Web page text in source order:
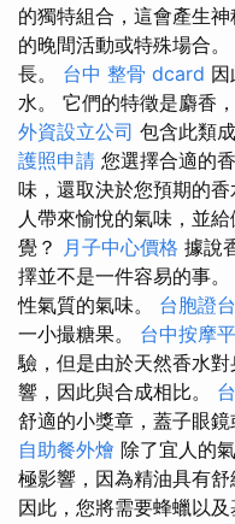
的獨特組合，這會產生神
的晚間活動或特殊場合
長。 台中 整骨 dcard
水。 它們的特徵是麝香
外資設立公司 包含此類
護照申請 您選擇合適的
味，還取決於您預期的香
人帶來愉悅的氣味，並
覺？ 月子中心價格 據說
擇並不是一件容易的事
性氣質的氣味。 台胞證
一小撮糖果。 台中按摩
驗，但是由於天然香水
響，因此與合成相比。
舒適的小獎章，蓋子眼鏡
自助餐外燴 除了宜人的
極影響，因為精油具有舒
因此，您將需要蜂蠟以